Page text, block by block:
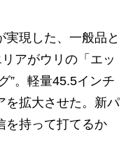
現した、一般品と
アがウリの「エッ
”。軽量45.5インチ
を拡大させた。新パ
を持って打てるか